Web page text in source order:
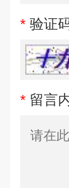
* 验证
* 留言